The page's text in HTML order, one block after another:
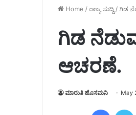
Home /ರಾಜ್ಯ ಸುದ್ದಿ /ಗಿಡ
ಗಿಡ
ಆಚರಣೆ.
ಮಾರುತಿ ಹೊಸಮನಿ May
Facebook